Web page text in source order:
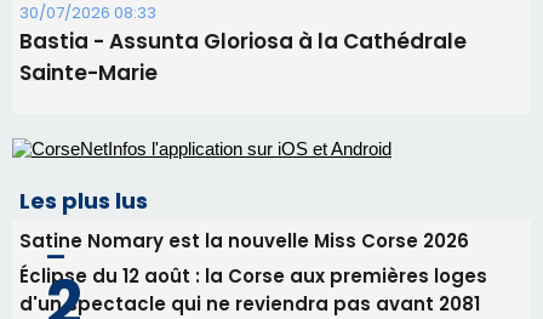
30/07/2026 08:33
Bastia - Assunta Gloriosa à la Cathédrale
Sainte-Marie
Les plus lus
Satine Nomary est la nouvelle Miss Corse 2026
Éclipse du 12 août : la Corse aux premières loges
d'un spectacle qui ne reviendra pas avant 2081